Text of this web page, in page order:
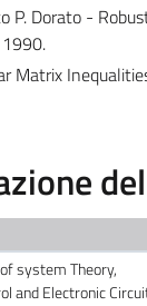
P. Dorato -
Matrix
system Theory,
and Electronic